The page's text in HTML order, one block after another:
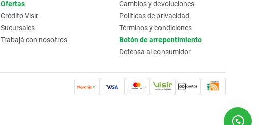
Ofertas
Crédito Visir
Sucursales
Trabajá con nosotros
Cambios y devoluciones
Políticas de privacidad
Términos y condiciones
Botón de arrepentimiento
Defensa al consumidor